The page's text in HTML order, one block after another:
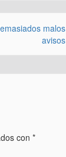
malos
avisos
con *